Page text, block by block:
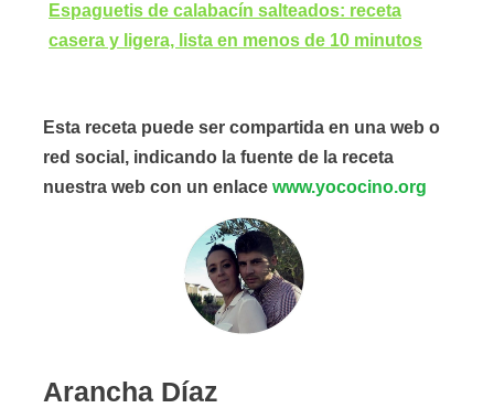
Espaguetis de calabacín salteados: receta
casera y ligera, lista en menos de 10 minutos
Esta receta puede ser compartida en una web o
red social, indicando la fuente de la receta
nuestra web con un enlace www.yococino.org
Arancha Díaz